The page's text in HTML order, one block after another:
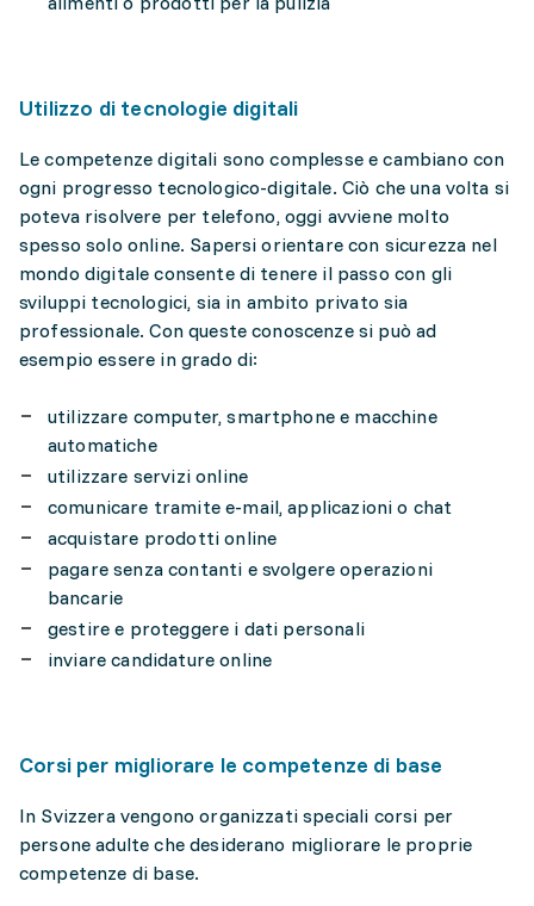
Utilizzo di tecnologie digitali
Le competenze digitali sono complesse e cambiano con
ogni progresso tecnologico-digitale. Ciò che una volta si
poteva risolvere per telefono, oggi avviene molto
spesso solo online. Sapersi orientare con sicurezza nel
mondo digitale consente di tenere il passo con gli
sviluppi tecnologici, sia in ambito privato sia
professionale. Con queste conoscenze si può ad
esempio essere in grado di:
utilizzare computer, smartphone e macchine
automatiche
utilizzare servizi online
comunicare tramite e-mail, applicazioni o chat
acquistare prodotti online
pagare senza contanti e svolgere operazioni
bancarie
gestire e proteggere i dati personali
inviare candidature online
Corsi per migliorare le competenze di base
In Svizzera vengono organizzati speciali corsi per
persone adulte che desiderano migliorare le proprie
competenze di base.